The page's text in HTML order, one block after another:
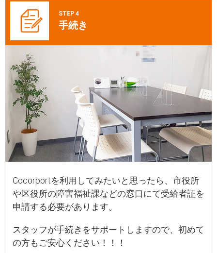
STEP 4
手続き
Cocorportを利用してみたいと思ったら、市役所
や区役所の障害福祉課などの窓口にて受給者証を
申請する必要があります。
スタッフが手続きをサポートしますので、初めて
の方もご安心ください！！！